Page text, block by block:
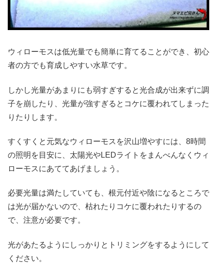
ウィローモスは低光量でも簡単に育てることができ、初心
者の方でも育成しやすい水草です。
しかし光量があまりにも弱すぎすると光合成が出来ずに調
子を崩したり、光量が強すぎるとコケに覆われてしまった
りたりします。
すくすくと元気なウィローモスを沢山増やすには、8時間
の照明を目安に、太陽光やLEDライトをまんべんなくウィ
ローモスにあててあげましょう。
必要光量は満たしていても、根元付近や陰になるところで
は光が届かないので、枯れたりコケに覆われたりするの
で、注意が必要です。
光があたるようにしっかりとトリミングをするようにして
ください。